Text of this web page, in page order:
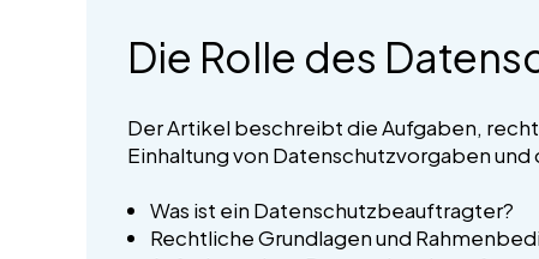
Die Rolle des
Der Artikel beschreibt die Aufgaben,
Einhaltung von Datenschutzvorgaben
Was ist ein Datenschutzbeauftragter?
Rechtliche Grundlagen und